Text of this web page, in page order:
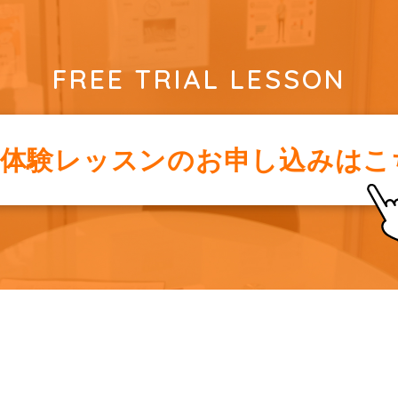
FREE TRIAL LESSON
験レッスンのお申し込みは